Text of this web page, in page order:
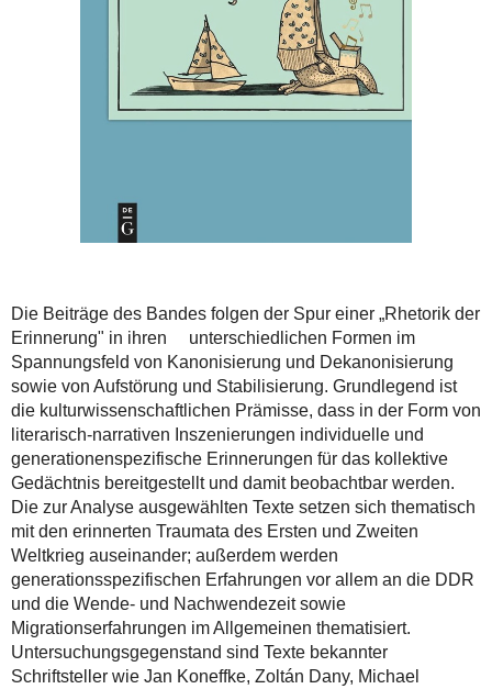
Die Beiträge des Bandes folgen der Spur einer „Rhetorik der
Erinnerung" in ihren unterschiedlichen Formen im
Spannungsfeld von Kanonisierung und Dekanonisierung
sowie von Aufstörung und Stabilisierung. Grundlegend ist
die kulturwissenschaftlichen Prämisse, dass in der Form von
literarisch-narrativen Inszenierungen individuelle und
generationenspezifische Erinnerungen für das kollektive
Gedächtnis bereitgestellt und damit beobachtbar werden.
Die zur Analyse ausgewählten Texte setzen sich thematisch
mit den erinnerten Traumata des Ersten und Zweiten
Weltkrieg auseinander; außerdem werden
generationsspezifischen Erfahrungen vor allem an die DDR
und die Wende- und Nachwendezeit sowie
Migrationserfahrungen im Allgemeinen thematisiert.
Untersuchungsgegenstand sind Texte bekannter
Schriftsteller wie Jan Koneffke, Zoltán Dany, Michael